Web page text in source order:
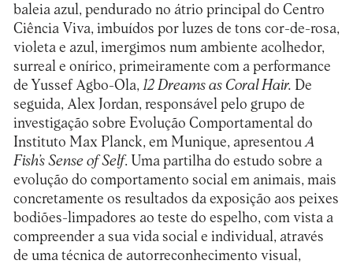
baleia azul, pendurado no átrio principal do Centro
Ciência Viva, imbuídos por luzes de tons cor-de-rosa,
violeta e azul, imergimos num ambiente acolhedor,
surreal e onírico, primeiramente com a performance
de Yussef Agbo-Ola, 12 Dreams as Coral Hair. De
seguida, Alex Jordan, responsável pelo grupo de
investigação sobre Evolução Comportamental do
Instituto Max Planck, em Munique, apresentouA
Fish’s Sense of Self. Uma partilha do estudo sobre a
evolução do comportamento social em animais, mais
concretamente os resultados da exposição aos peixes
bodiões-limpadores ao teste do espelho, com vista a
compreender a sua vida social e individual, através
de uma técnica de autorreconhecimento visual,